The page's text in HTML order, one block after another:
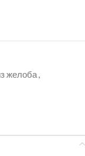
желоба,